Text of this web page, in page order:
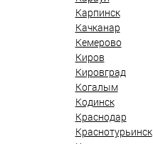
Карпинск
Качканар
Кемерово
Киров
Кировград
Когалым
Кодинск
Краснодар
Краснотурьинск